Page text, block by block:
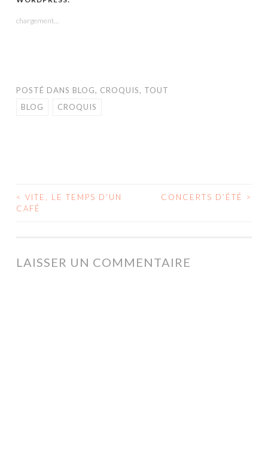
chargement…
POSTÉ DANS BLOG, CROQUIS, TOUT
BLOG
CROQUIS
NAVIGATION
ARTICLES
< VITE, LE TEMPS D’UN
CAFÉ
CONCERTS D’ÉTÉ >
LAISSER UN COMMENTAIRE